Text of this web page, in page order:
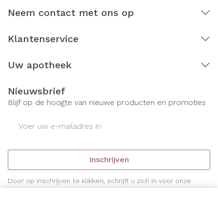
Neem contact met ons op
Klantenservice
Uw apotheek
Nieuwsbrief
Blijf op de hoogte van nieuwe producten en promoties
Inschrijven
Door op inschrijven te klikken, schrijft u zich in voor onze
nieuwsbrief en gaat u akkoord met onzeprivacy policy.